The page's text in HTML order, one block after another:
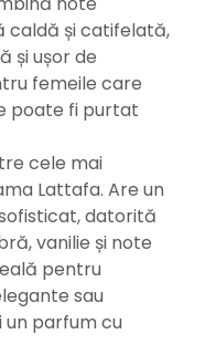
caldă și catifelată,
și ușor de
femeile care
poate fi purtat
cele mai
Lattafa. Are un
datorită
vanilie și note
pentru
sau
parfum cu